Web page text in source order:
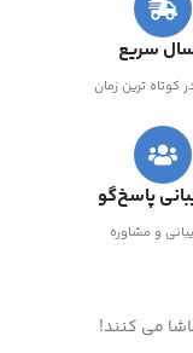
سریع
کوتاه ترین زمان
پاسخ‌گو
و مشاوره
می کنند!